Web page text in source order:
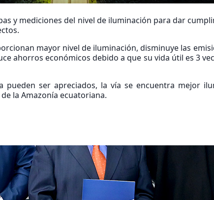
y mediciones del nivel de iluminación para dar
mayor nivel de iluminación, disminuye las
ahorros económicos debido a que su vida útil es 3
ser apreciados, la vía se encuentra mejor
la Amazonía ecuatoriana.